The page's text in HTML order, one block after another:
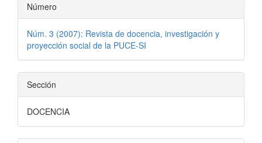
Número
Núm. 3 (2007): Revista de docencia, investigación y
proyección social de la PUCE-SI
Sección
DOCENCIA